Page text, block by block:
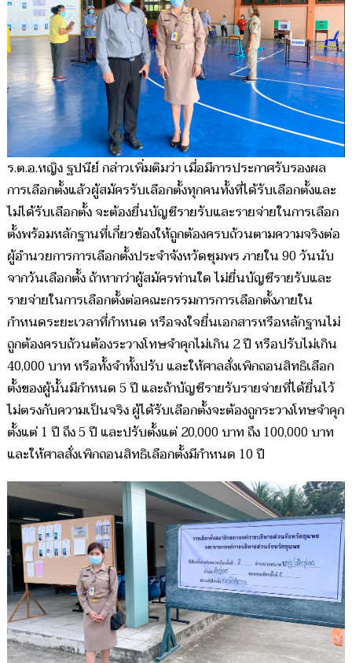
ร.ต.อ.หญิง ฐปนีย์ กล่าวเพิ่มติมว่า เมื่อมีการประกาศรับรองผล
การเลือกตั้งแล้วผู้สมัครรับเลือกตั้งทุกคนทั้งที่ได้รับเลือกตั้งและ
ไม่ได้รับเลือกตั้ง จะต้องยื่นบัญชีรายรับและรายจ่ายในการเลือก
ตั้งพร้อมหลักฐานที่เกี่ยวข้องให้ถูกต้องครบถ้วนตามความจริงต่อ
ผู้อำนวยการการเลือกตั้งประจำจังหวัดชุมพร ภายใน 90 วันนับ
จากวันเลือกตั้ง ถ้าหากว่าผู้สมัครท่านใด ไม่ยื่นบัญชีรายรับและ
รายจ่ายในการเลือกตั้งต่อคณะกรรมการการเลือกตั้งภายใน
กำหนดระยะเวลาที่กำหนด หรือจงใจยื่นเอกสารหรือหลักฐานไม่
ถูกต้องครบถ้วนต้องระวางโทษจำคุกไม่เกิน 2 ปี หรือปรับไม่เกิน
40,000 บาท หรือทั้งจำทั้งปรับ และให้ศาลสั่งเพิกถอนสิทธิเลือก
ตั้งของผู้นั้นมีกำหนด 5 ปี และถ้าบัญชีรายรับรายจ่ายที่ได้ยื่นไว้
ไม่ตรงกับความเป็นจริง ผู้ได้รับเลือกตั้งจะต้องถูกระวางโทษจำคุก
ตั้งแต่ 1 ปี ถึง 5 ปี และปรับตั้งแต่ 20,000 บาท ถึง 100,000 บาท
และให้ศาลสั่งเพิกถอนสิทธิเลือกตั้งมีกำหนด 10 ปี